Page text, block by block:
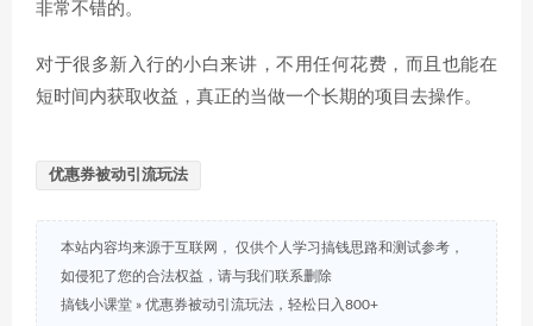
非常不错的。
对于很多新入行的小白来讲，不用任何花费，而且也能在
短时间内获取收益，真正的当做一个长期的项目去操作。
优惠券被动引流玩法
本站内容均来源于互联网， 仅供个人学习搞钱思路和测试参考，
如侵犯了您的合法权益，请与我们联系删除
搞钱小课堂 » 优惠券被动引流玩法，轻松日入800+